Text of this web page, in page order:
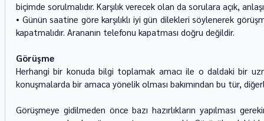
biçimde sorulmalıdır. Karşılık verecek olan da sorulara açık,
• Günün saatine göre karşılıklı iyi gün dilekleri söylenerek
kapatmalıdır. Arananın telefonu kapatması doğru değildir.
Görüşme
Herhangi bir konuda bilgi toplamak amacı ile o daldaki bir
konuşmalarda bir amaca yönelik olması bakımından bu tür,
Görüşmeye gidilmeden önce bazı hazırlıkların yapılması